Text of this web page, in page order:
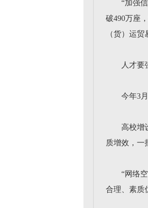
“加强
破490万座
（货）运
人才
今年3
高校增
质增效，一
“网络
合理、素质